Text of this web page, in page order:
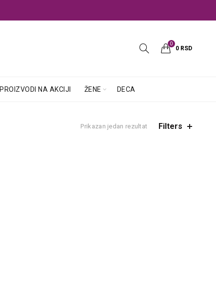
0
0 RSD
PROIZVODI NA AKCIJI ŽENE DECA
Prikazan jedan rezultat Filters